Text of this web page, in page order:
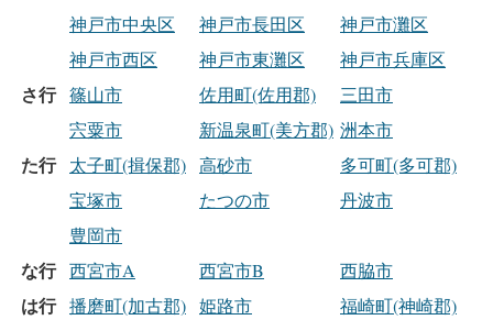
神戸市中央区
神戸市長田区
神戸市灘区
神戸市西区
神戸市東灘区 神戸市兵庫区
さ行 篠山市 佐用町(佐用郡)
三田市
宍粟市
新温泉町(美方郡) 洲本市
た行 太子町(揖保郡) 高砂市
多可町(多可郡)
宝塚市
たつの市
丹波市
豊岡市
な行 西宮市A 西宮市B 西脇市
は行 播磨町(加古郡) 姫路市 福崎町(神崎郡)